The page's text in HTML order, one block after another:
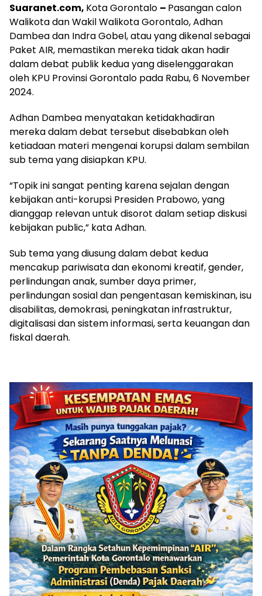
Suaranet.com, Kota Gorontalo – Pasangan calon
Walikota dan Wakil Walikota Gorontalo, Adhan
Dambea dan Indra Gobel, atau yang dikenal sebagai
Paket AIR, memastikan mereka tidak akan hadir
dalam debat publik kedua yang diselenggarakan
oleh KPU Provinsi Gorontalo pada Rabu, 6 November
2024.
Adhan Dambea menyatakan ketidakhadiran
mereka dalam debat tersebut disebabkan oleh
ketiadaan materi mengenai korupsi dalam sembilan
sub tema yang disiapkan KPU.
“Topik ini sangat penting karena sejalan dengan
kebijakan anti-korupsi Presiden Prabowo, yang
dianggap relevan untuk disorot dalam setiap diskusi
kebijakan public,” kata Adhan.
Sub tema yang diusung dalam debat kedua
mencakup pariwisata dan ekonomi kreatif, gender,
perlindungan anak, sumber daya primer,
perlindungan sosial dan pengentasan kemiskinan, isu
disabilitas, demokrasi, peningkatan infrastruktur,
digitalisasi dan sistem informasi, serta keuangan dan
fiskal daerah.